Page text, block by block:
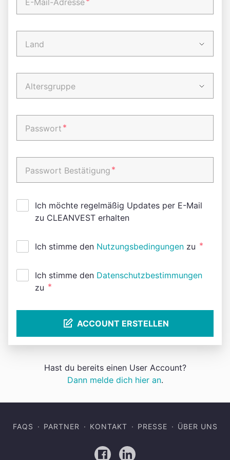
E-Mail-Adresse
Land
Altersgruppe
Passwort *
Passwort Bestätigung *
Ich möchte regelmäßig Updates per E-Mail
zu CLEANVEST erhalten
Ich stimme den Nutzungsbedingungen zu *
Ich stimme den Datenschutzbestimmungen
zu *
ACCOUNT ERSTELLEN
Hast du bereits einen User Account?
Dann melde dich hier an.
FAQS PARTNER KONTAKT PRESSE ÜBER UNS